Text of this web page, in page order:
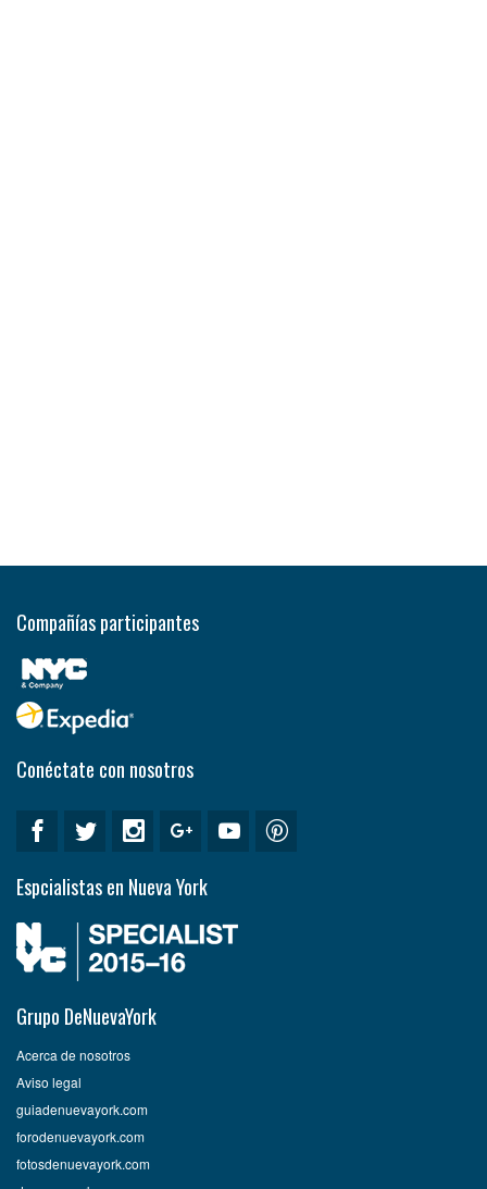
Compañías participantes
Conéctate con nosotros
Espcialistas en Nueva York
Grupo DeNuevaYork
Acerca de nosotros
Aviso legal
guiadenuevayork.com
forodenuevayork.com
fotosdenuevayork.com